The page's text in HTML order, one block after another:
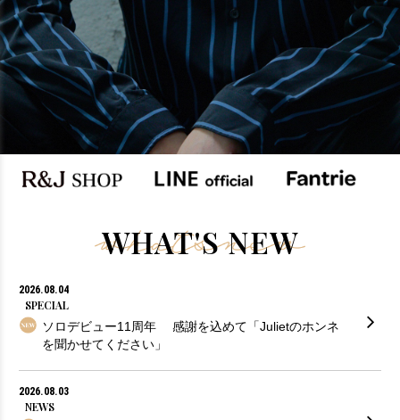
WHAT'S NEW
2026.08.04
SPECIAL
ソロデビュー11周年 感謝を込めて「Julietのホンネ
を聞かせてください」
2026.08.03
NEWS